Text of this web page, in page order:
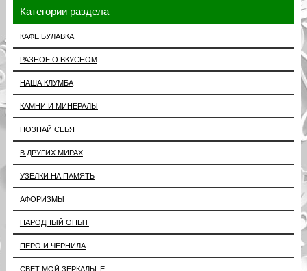
Категории раздела
КАФЕ БУЛАВКА
РАЗНОЕ О ВКУСНОМ
НАША КЛУМБА
КАМНИ И МИНЕРАЛЫ
ПОЗНАЙ СЕБЯ
В ДРУГИХ МИРАХ
УЗЕЛКИ НА ПАМЯТЬ
АФОРИЗМЫ
НАРОДНЫЙ ОПЫТ
ПЕРО И ЧЕРНИЛА
СВЕТ МОЙ ЗЕРКАЛЬЦЕ...